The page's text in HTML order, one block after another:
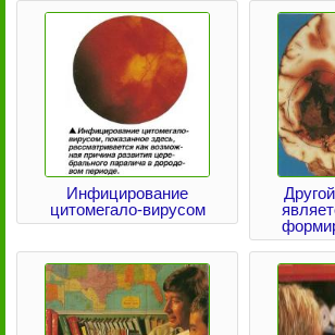
Инфицирование
цитомегало-вирусом